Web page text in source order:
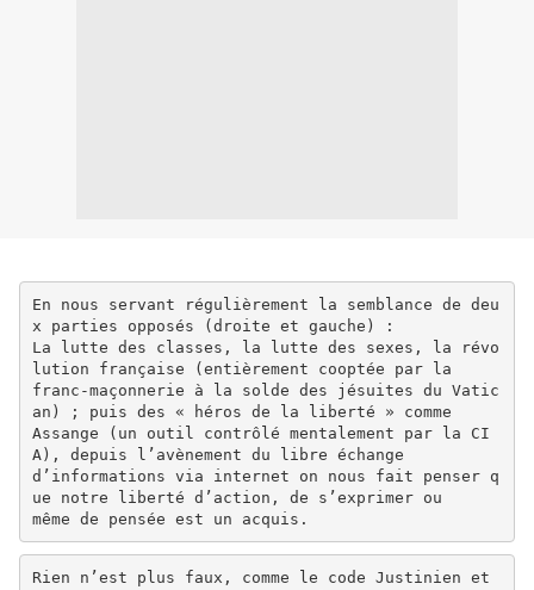
En nous servant régulièrement la semblance de deu
x parties opposés (droite et gauche) :
La lutte des classes, la lutte des sexes, la révo
lution française (entièrement cooptée par la
franc-maçonnerie à la solde des jésuites du Vatic
an) ; puis des « héros de la liberté » comme
Assange (un outil contrôlé mentalement par la CI
A), depuis l’avènement du libre échange
d’informations via internet on nous fait penser q
ue notre liberté d’action, de s’exprimer ou
même de pensée est un acquis.
Rien n’est plus faux, comme le code Justinien et